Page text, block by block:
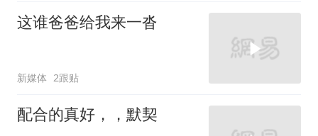
这谁爸爸给我来一沓
新媒体 2跟贴
配合的真好，，默契